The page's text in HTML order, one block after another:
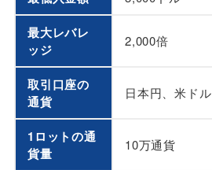
最大レバレ
ッジ
2,000倍
取引口座の
通貨
日本円、米ドル
1ロットの通
貨量
10万通貨